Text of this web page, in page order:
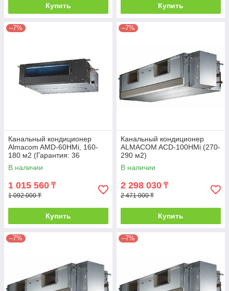
Купить Купить
–7%
Канальный кондиционер
Almacom AMD-60HMi, 160-
180 м2 (Гарантия: 36
месяцев)
В наличии
1 015 560 ₸
1 092 000 ₸
Купить
–7%
Канальный кондиционер
ALMACOM ACD-100HMi (270-
290 м2)
В наличии
2 298 030 ₸
2 471 000 ₸
Купить
–7% –7%